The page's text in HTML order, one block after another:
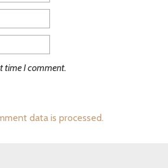
time I comment.
data is processed.